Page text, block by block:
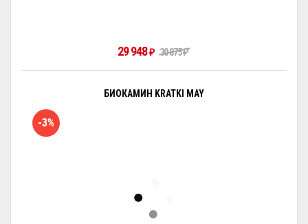
29 948₽ 30 875₽
БИОКАМИН KRATKI MAY
-3%